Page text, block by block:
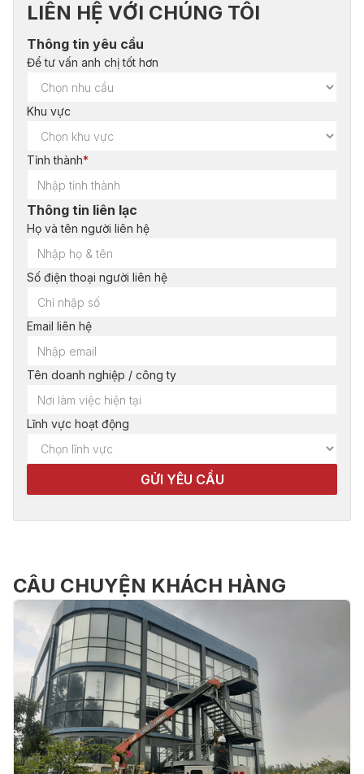
LIÊN HỆ VỚI CHÚNG TÔI
Thông tin yêu cầu
Để tư vấn anh chị tốt hơn
Khu vực
Tỉnh thành*
Thông tin liên lạc
Họ và tên người liên hệ
Số điện thoại người liên hệ
Email liên hệ
Tên doanh nghiệp / công ty
Lĩnh vực hoạt động
CÂU CHUYỆN KHÁCH HÀNG